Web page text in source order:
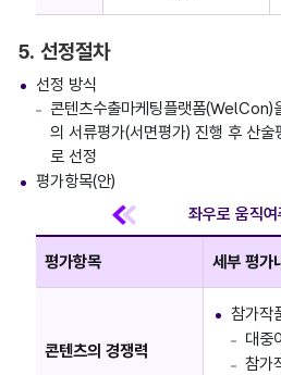
5. 선정절차
선정 방식
콘텐츠수출마케팅플랫폼(WelCon)
의 서류평가(서면평가) 진행 후 산
로 선정
평가항목(안)
평가항목 세부 평가
콘텐츠의 경쟁력
참가작
대중
참가